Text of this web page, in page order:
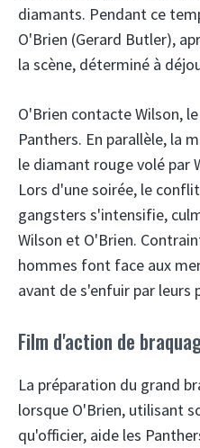
diamants. Pendant ce
O'Brien (Gerard Butler),
la scène, déterminé à
O'Brien contacte Wilson,
Panthers. En parallèle, la
le diamant rouge volé par
Lors d'une soirée, le
gangsters s'intensifie,
Wilson et O'Brien.
hommes font face aux
avant de s'enfuir par leurs
Film d'action de
La préparation du grand
lorsque O'Brien, utilisant
qu'officier, aide les